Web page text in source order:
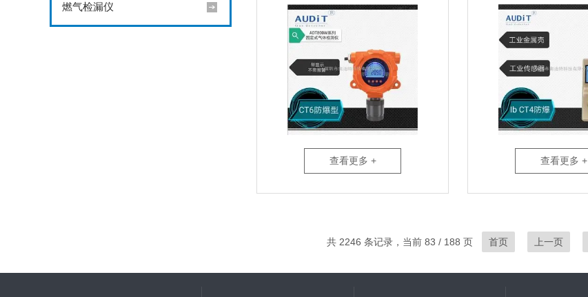
燃气检漏仪
查看更多 + 查看更多 +
共 2246 条记录，当前 83 / 188 页 首页 上一页